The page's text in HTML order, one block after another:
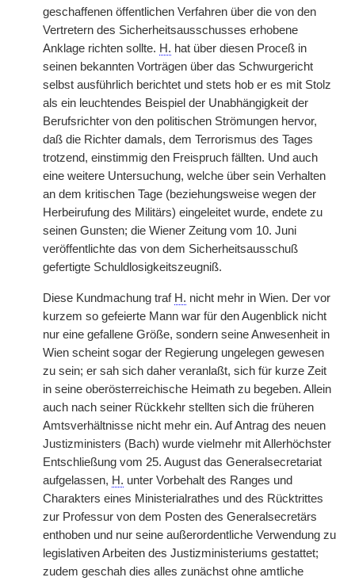
geschaffenen öffentlichen Verfahren über die von den
Vertretern des Sicherheitsausschusses erhobene
Anklage richten sollte. H. hat über diesen Proceß in
seinen bekannten Vorträgen über das Schwurgericht
selbst ausführlich berichtet und stets hob er es mit Stolz
als ein leuchtendes Beispiel der Unabhängigkeit der
Berufsrichter von den politischen Strömungen hervor,
daß die Richter damals, dem Terrorismus des Tages
trotzend, einstimmig den Freispruch fällten. Und auch
eine weitere Untersuchung, welche über sein Verhalten
an dem kritischen Tage (beziehungsweise wegen der
Herbeirufung des Militärs) eingeleitet wurde, endete zu
seinen Gunsten; die Wiener Zeitung vom 10. Juni
veröffentlichte das von dem Sicherheitsausschuß
gefertigte Schuldlosigkeitszeugniß.
Diese Kundmachung traf H. nicht mehr in Wien. Der vor
kurzem so gefeierte Mann war für den Augenblick nicht
nur eine gefallene Größe, sondern seine Anwesenheit in
Wien scheint sogar der Regierung ungelegen gewesen
zu sein; er sah sich daher veranlaßt, sich für kurze Zeit
in seine oberösterreichische Heimath zu begeben. Allein
auch nach seiner Rückkehr stellten sich die früheren
Amtsverhältnisse nicht mehr ein. Auf Antrag des neuen
Justizministers (Bach) wurde vielmehr mit Allerhöchster
Entschließung vom 25. August das Generalsecretariat
aufgelassen, H. unter Vorbehalt des Ranges und
Charakters eines Ministerialrathes und des Rücktrittes
zur Professur von dem Posten des Generalsecretärs
enthoben und nur seine außerordentliche Verwendung zu
legislativen Arbeiten des Justizministeriums gestattet;
zudem geschah dies alles zunächst ohne amtliche